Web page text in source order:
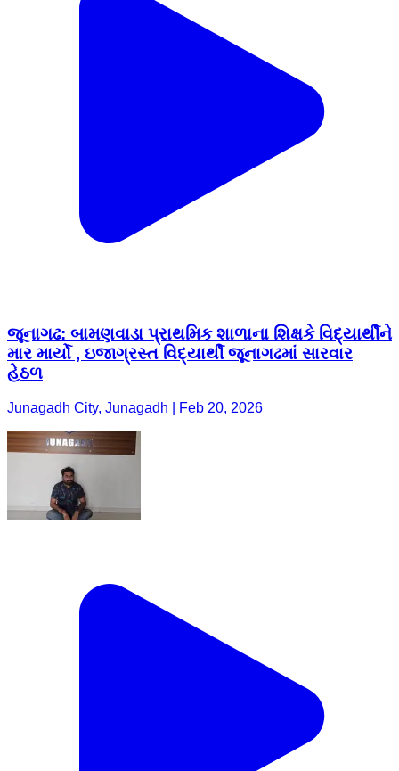
જૂનાગઢ: બામણવાડા પ્રાથમિક શાળાના શિક્ષકે વિદ્યાર્થીને
માર માર્યો , ઇજાગ્રસ્ત વિદ્યાર્થી જૂનાગઢમાં સારવાર
હેઠળ
Junagadh City, Junagadh | Feb 20, 2026